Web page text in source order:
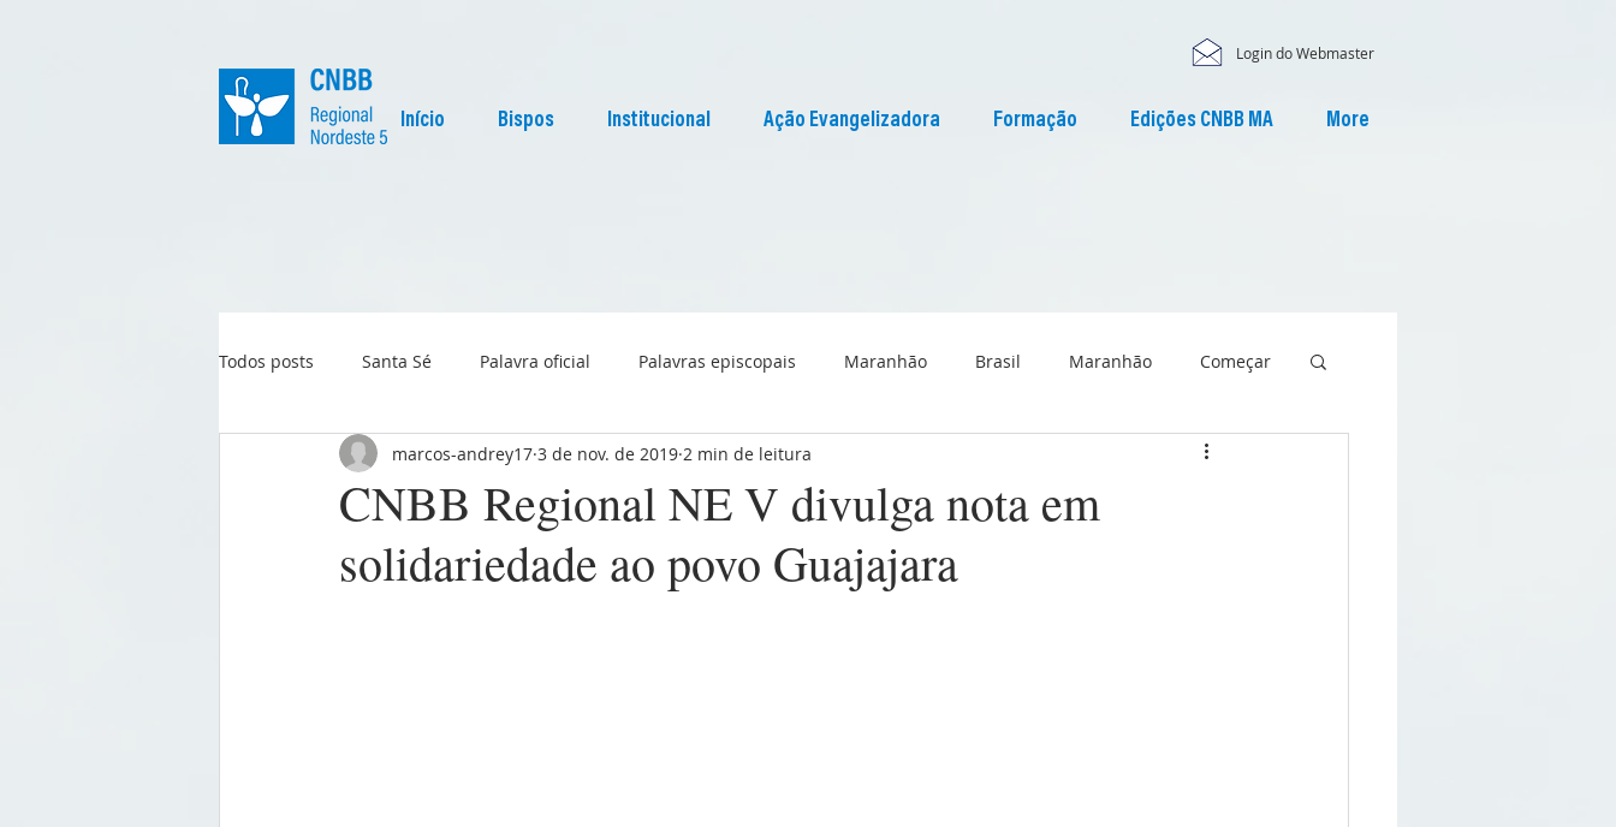
Login do Webmaster
Início Bispos Institucional Ação Evangelizadora Formação Edições CNBB MA More
Todos posts Santa Sé Palavra oficial Palavras episcopais Maranhão Brasil Maranhão Começar
Igreja no Mundo Liturgia Pascom Maranhão
CNBB Regional NE V divulga nota em
solidariedade ao povo Guajajara
marcos-andrey17 3 de nov. de 2019 2 min de leitura